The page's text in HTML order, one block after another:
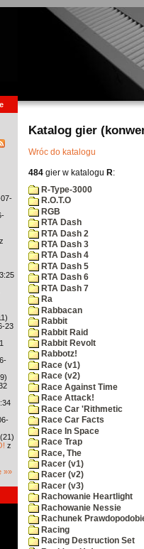
z
23
z
»»
Katalog gier
Wróc do katalogu
484 gier w katalogu R:
R-Type-3000
R.O.T.O
RGB
RTA Dash
RTA Dash 2
RTA Dash 3
RTA Dash 4
RTA Dash 5
RTA Dash 6
RTA Dash 7
Ra
Rabbacan
Rabbit
Rabbit Raid
Rabbit Revolt
Rabbotz!
Race (v1)
Race (v2)
Race Against Time
Race Attack!
Race Car 'Rithmetic
Race Car Facts
Race In Space
Race Trap
Race, The
Racer (v1)
Racer (v2)
Racer (v3)
Rachowanie Heartlight
Rachowanie Nessie
Rachunek
Racing
Racing Destruction Set